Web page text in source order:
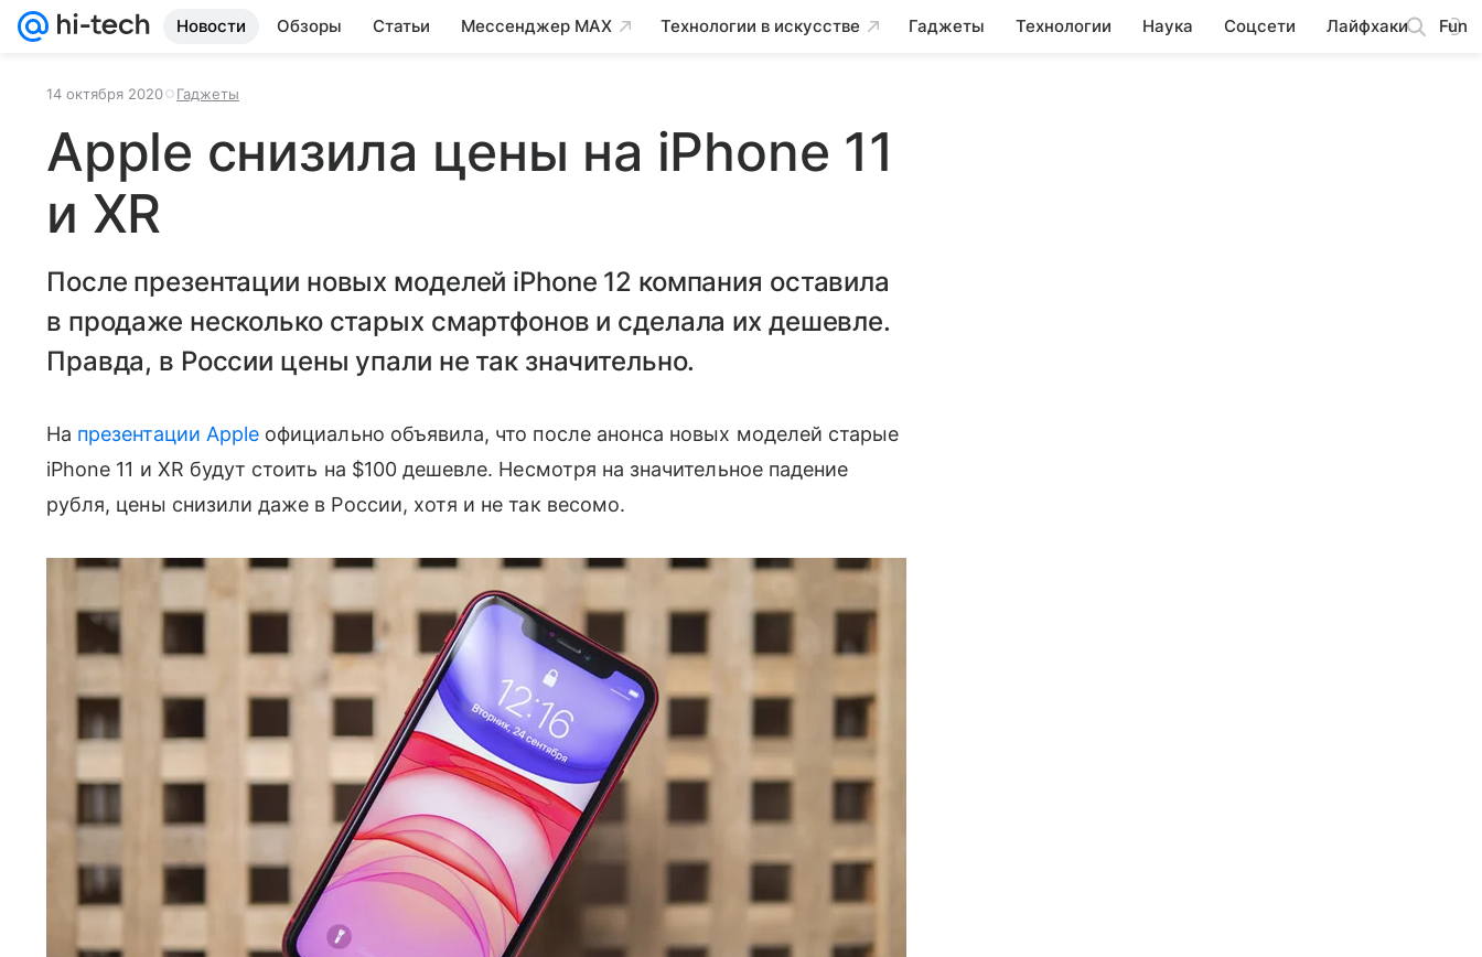
Новости Обзоры Статьи Мессенджер MAX Технологии в искусстве Гаджеты Технологии Наука Соцсети Лайфхаки Fun
14 октября 2020 Гаджеты
Apple снизила цены на iPhone 11
и XR
После презентации новых моделей iPhone 12 компания оставила
в продаже несколько старых смартфонов и сделала их дешевле.
Правда, в России цены упали не так значительно.
На презентации Apple официально объявила, что после анонса новых моделей старые
iPhone 11 и XR будут стоить на $100 дешевле. Несмотря на значительное падение
рубля, цены снизили даже в России, хотя и не так весомо.